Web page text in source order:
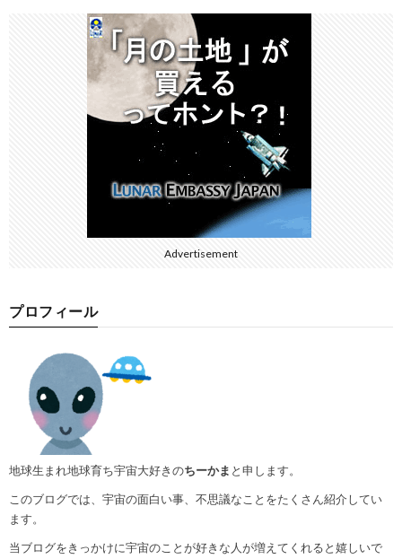
Advertisement
プロフィール
地球生まれ地球育ち宇宙大好きのちーかま と申します。
このブログでは、宇宙の面白い事、不思議なことをたくさん紹介してい
ます。
当ブログをきっかけに宇宙のことが好きな人が増えてくれると嬉しいで